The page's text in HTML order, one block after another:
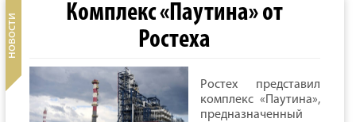
Комплекс «Паутина» от
Ростеха
Ростех представил
комплекс «Паутина»,
предназначенный